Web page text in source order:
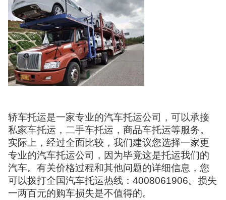
轿车托运是一家专业的汽车托运公司，可以承接
私家车托运，二手车托运，商品车托运等服务。
实际上，经过全面比较，我们建议您选择一家更
专业的汽车托运公司，因为毕竟这是托运我们的
汽车。有关价格过程和其他问题的详细信息，您
可以拨打全国汽车托运热线：4008061906。损失
一两百元的购车损失是不值得的。